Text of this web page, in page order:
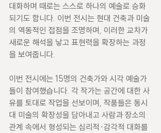
대화하며 때로는 스스로 하나의 예술로 승화
되기도 합니다. 이번 전시는 현대 건축과 미술
의 역동적인 접점을 조명하며, 이러한 교차가
새로운 해석을 낳고 표현력을 확장하는 과정
을 보여줍니다.
이번 전시에는 15명의 건축가와 시각 예술가
들이 참여했습니다. 각 작가는 공간에 대한 사
유를 토대로 작업을 선보이며, 작품들은 동시
대 미술의 확장성을 담아내고 사람과 장소의
관계 속에서 형성되는 심리적·감각적 대화를